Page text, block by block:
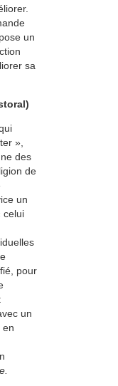
un
sa
»,
des
de
un
celui
pour
un
en